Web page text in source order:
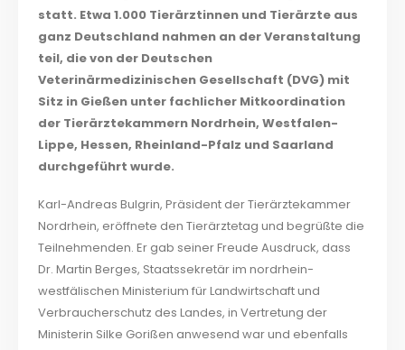
statt. Etwa 1.000 Tierärztinnen und Tierärzte aus
ganz Deutschland nahmen an der Veranstaltung
teil, die von der Deutschen
Veterinärmedizinischen Gesellschaft (DVG) mit
Sitz in Gießen unter fachlicher Mitkoordination
der Tierärztekammern Nordrhein, Westfalen-
Lippe, Hessen, Rheinland-Pfalz und Saarland
durchgeführt wurde.
Karl-Andreas Bulgrin, Präsident der Tierärztekammer
Nordrhein, eröffnete den Tierärztetag und begrüßte die
Teilnehmenden. Er gab seiner Freude Ausdruck, dass
Dr. Martin Berges, Staatssekretär im nordrhein-
westfälischen Ministerium für Landwirtschaft und
Verbraucherschutz des Landes, in Vertretung der
Ministerin Silke Gorißen anwesend war und ebenfalls